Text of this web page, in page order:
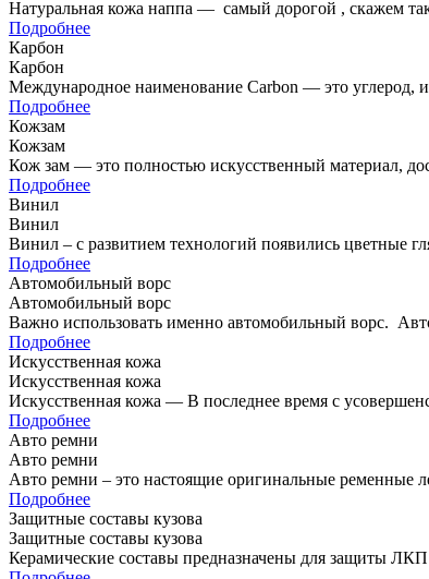
Натуральная кожа наппа — самый дорогой , скажем
Подробнее
Карбон
Карбон
Международное наименование Carbon — это углерод,
которых несущей основой являются…
Подробнее
Кожзам
Кожзам
Кож зам — это полностью искусственный материал,
Подробнее
Винил
Винил
Винил – с развитием технологий появились цветные
десятилетия,…
Подробнее
Автомобильный ворс
Автомобильный ворс
Важно использовать именно автомобильный ворс.
напольным покрытием. Мы…
Подробнее
Искусственная кожа
Искусственная кожа
Искусственная кожа — В последнее время с
изготовленный максимально похожим на
Подробнее
Авто ремни
Авто ремни
Авто ремни – это настоящие оригинальные ременные
Подробнее
Защитные составы кузова
Защитные составы кузова
Керамические составы предназначены для защиты